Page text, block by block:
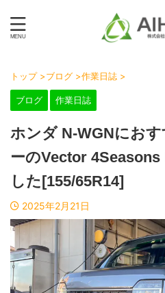
トップ >ブログ >作業日誌 >
ブログ 作業日誌
ホンダ N-WGNにお
ーのVector
した[155/65R14]
2025年2月21日